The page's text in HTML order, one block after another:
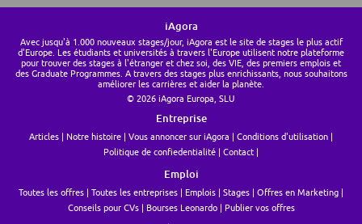
iAgora
Avec jusqu'à 1.000 nouveaux stages/jour, iAgora est le site de stages le plus actif
d'Europe. Les étudiants et universités à travers l'Europe utilisent notre plateforme
pour trouver des stages à l'étranger et chez soi, des VIE, des premiers emplois et
des Graduate Programmes. A travers des stages plus enrichissants, nous souhaitons
améliorer les carrières et aider la planète.
© 2026 iAgora Europa, SLU
Entreprise
Articles Notre histoire Vous annoncer sur iAgora
Conditions d'utilisation
Politique de confiedentialité
Contact
Emploi
Toutes les offres Toutes les entreprises Emplois Stages
Offres en Marketing
Conseils pour CVs
Bourses Leonardo Publier vos offres